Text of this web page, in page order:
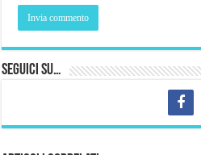
Seguici su…